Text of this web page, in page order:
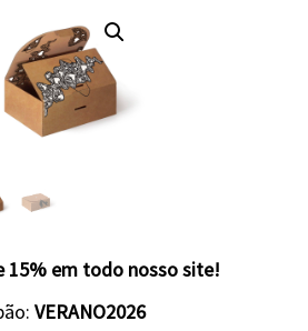
15% em todo nosso site!
VERANO2026